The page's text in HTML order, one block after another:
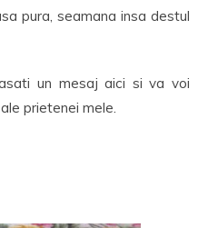
pura, seamana insa destul
un mesaj aici si va voi
prietenei mele.